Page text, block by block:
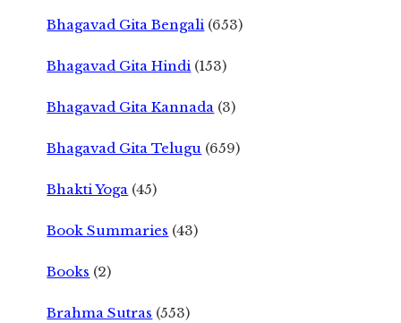
Bhagavad Gita Bengali (653)
Bhagavad Gita Hindi (153)
Bhagavad Gita Kannada (3)
Bhagavad Gita Telugu (659)
Bhakti Yoga (45)
Book Summaries (43)
Books (2)
Brahma Sutras (553)